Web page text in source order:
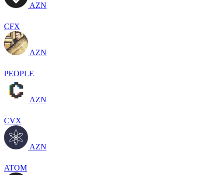
AZN
CFX
AZN
PEOPLE
AZN
CVX
AZN
ATOM